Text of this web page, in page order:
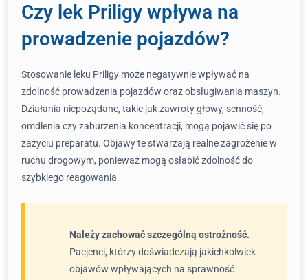
Czy lek Priligy wpływa na
prowadzenie pojazdów?
Stosowanie leku Priligy może negatywnie wpływać na
zdolność prowadzenia pojazdów oraz obsługiwania maszyn.
Działania niepożądane, takie jak zawroty głowy, senność,
omdlenia czy zaburzenia koncentracji, mogą pojawić się po
zażyciu preparatu. Objawy te stwarzają realne zagrożenie w
ruchu drogowym, ponieważ mogą osłabić zdolność do
szybkiego reagowania.
Należy zachować szczególną ostrożność.
Pacjenci, którzy doświadczają jakichkolwiek
objawów wpływających na sprawność